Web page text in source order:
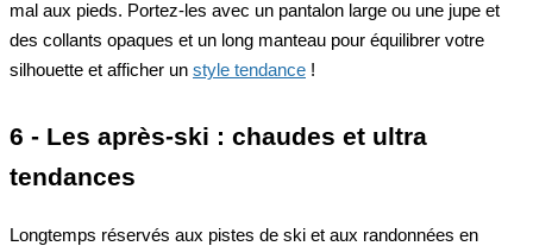
mal aux pieds. Portez-les avec un pantalon large ou une jupe et
des collants opaques et un long manteau pour équilibrer votre
silhouette et afficher un style tendance !
6 - Les après-ski : chaudes et ultra
tendances
Longtemps réservés aux pistes de ski et aux randonnées en